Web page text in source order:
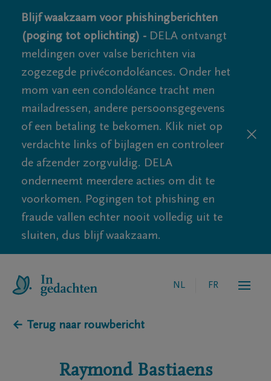
Blijf waakzaam voor phishingberichten
(poging tot oplichting) - DELA ontvangt
meldingen over valse berichten via
zogezegde privécondoléances. Onder het
mom van een condoléance tracht men
mailadressen, andere persoonsgegevens
of een betaling te bekomen. Klik niet op
verdachte links of bijlagen en controleer
de afzender zorgvuldig. DELA
onderneemt meerdere acties om dit te
voorkomen. Pogingen tot phishing en
fraude vallen echter nooit volledig uit te
sluiten, dus blijf waakzaam.
NL FR
← Terug naar rouwbericht
Raymond Bastiaens